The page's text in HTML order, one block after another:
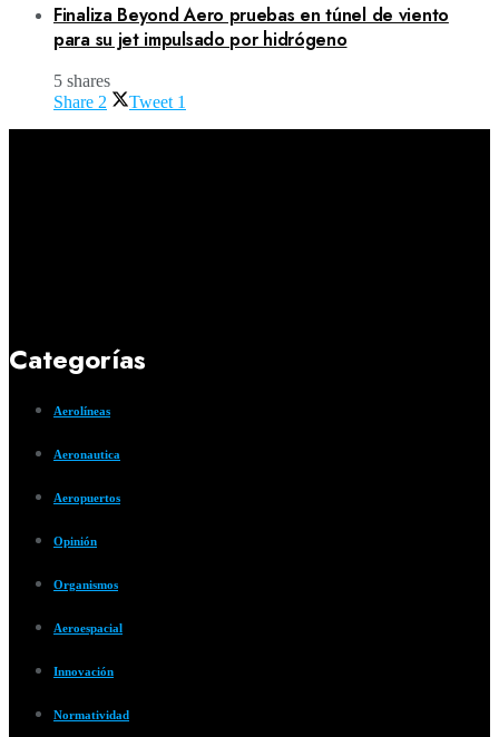
Finaliza Beyond Aero pruebas en túnel de viento
para su jet impulsado por hidrógeno
5 shares
Share 2 Tweet 1
Categorías
Aerolíneas
Aeronautica
Aeropuertos
Opinión
Organismos
Aeroespacial
Innovación
Normatividad